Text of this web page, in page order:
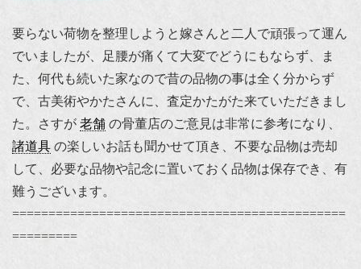
要らない荷物を整理しようと嫁さんと二人で頑張って運ん
でいましたが、足腰が痛くて大変でどうにもならず、ま
た、何代も続いた家なので昔の品物の事は全く分からず
で、古美術やかたさんに、査定かたがた来ていただきまし
た。さすが 老舗 の骨董店のご意見は非常に参考になり、
諸道具 の楽しいお話も聞かせて頂き、不要な品物は売却
して、必要な品物や記念に置いておく品物は保存でき、有
難うございます。
==============================================
=========